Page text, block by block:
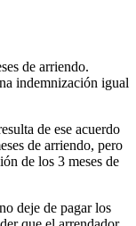
de arriendo.
indemnización igual
de ese acuerdo
de arriendo, pero
de los 3 meses de
deje de pagar los